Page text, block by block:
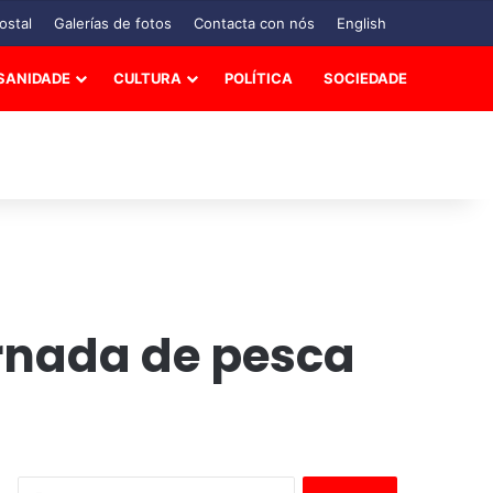
Galerías de fotos Contacta con nós English
CULTURA POLÍTICA SOCIEDADE
de pesca